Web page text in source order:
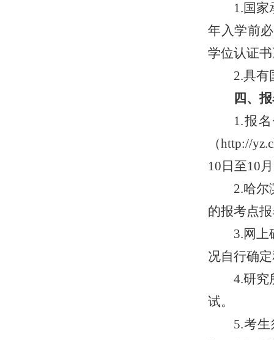
1.国
年入学前
学位认证
2.具有
四、
1.报
（http://
10日至10
2.哈尔
的报考点
3.网上
况自行确
4.研究
试。
5.考